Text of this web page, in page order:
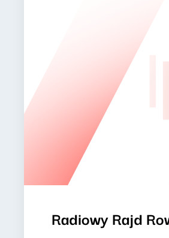
Radiowy Rajd